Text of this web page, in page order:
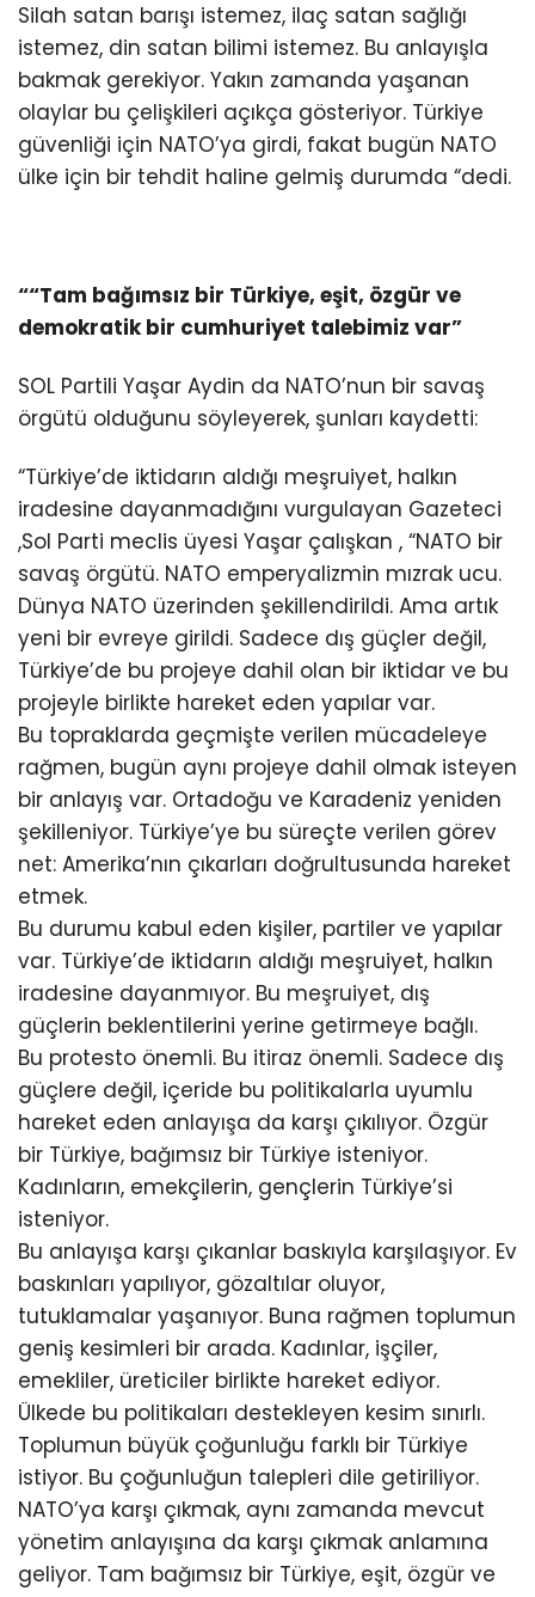
Silah satan barışı istemez, ilaç satan sağlığı
istemez, din satan bilimi istemez. Bu anlayışla
bakmak gerekiyor. Yakın zamanda yaşanan
olaylar bu çelişkileri açıkça gösteriyor. Türkiye
güvenliği için NATO’ya girdi, fakat bugün NATO
ülke için bir tehdit haline gelmiş durumda “dedi.
““Tam bağımsız bir Türkiye, eşit, özgür ve
demokratik bir cumhuriyet talebimiz var”
SOL Partili Yaşar Aydin da NATO’nun bir savaş
örgütü olduğunu söyleyerek, şunları kaydetti:
“Türkiye’de iktidarın aldığı meşruiyet, halkın
iradesine dayanmadığını vurgulayan Gazeteci
,Sol Parti meclis üyesi Yaşar çalışkan , “NATO bir
savaş örgütü. NATO emperyalizmin mızrak ucu.
Dünya NATO üzerinden şekillendirildi. Ama artık
yeni bir evreye girildi. Sadece dış güçler değil,
Türkiye’de bu projeye dahil olan bir iktidar ve bu
projeyle birlikte hareket eden yapılar var.
Bu topraklarda geçmişte verilen mücadeleye
rağmen, bugün aynı projeye dahil olmak isteyen
bir anlayış var. Ortadoğu ve Karadeniz yeniden
şekilleniyor. Türkiye’ye bu süreçte verilen görev
net: Amerika’nın çıkarları doğrultusunda hareket
etmek.
Bu durumu kabul eden kişiler, partiler ve yapılar
var. Türkiye’de iktidarın aldığı meşruiyet, halkın
iradesine dayanmıyor. Bu meşruiyet, dış
güçlerin beklentilerini yerine getirmeye bağlı.
Bu protesto önemli. Bu itiraz önemli. Sadece dış
güçlere değil, içeride bu politikalarla uyumlu
hareket eden anlayışa da karşı çıkılıyor. Özgür
bir Türkiye, bağımsız bir Türkiye isteniyor.
Kadınların, emekçilerin, gençlerin Türkiye’si
isteniyor.
Bu anlayışa karşı çıkanlar baskıyla karşılaşıyor. Ev
baskınları yapılıyor, gözaltılar oluyor,
tutuklamalar yaşanıyor. Buna rağmen toplumun
geniş kesimleri bir arada. Kadınlar, işçiler,
emekliler, üreticiler birlikte hareket ediyor.
Ülkede bu politikaları destekleyen kesim sınırlı.
Toplumun büyük çoğunluğu farklı bir Türkiye
istiyor. Bu çoğunluğun talepleri dile getiriliyor.
NATO’ya karşı çıkmak, aynı zamanda mevcut
yönetim anlayışına da karşı çıkmak anlamına
geliyor. Tam bağımsız bir Türkiye, eşit, özgür ve